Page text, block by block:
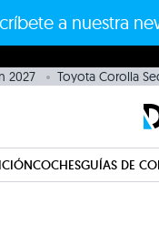
a nuestra
2027 Toyota Corolla
COCHESGUÍAS DE